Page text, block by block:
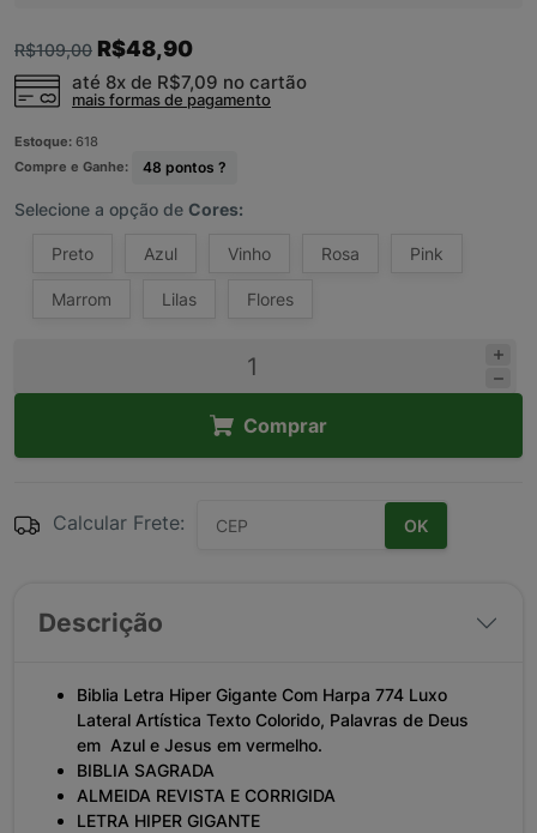
R$109,00 R$48,90
até 8x de R$7,09 no cartão
mais formas de pagamento
Estoque: 618
Compre e Ganhe:
48 pontos ?
Selecione a opção de Cores:
Preto Azul Vinho Rosa Pink
Marrom Lilas Flores
Comprar
Calcular Frete: OK
Descrição
Biblia Letra Hiper Gigante Com Harpa 774 Luxo
Lateral Artística Texto Colorido, Palavras de Deus
em Azul e Jesus em vermelho.
BIBLIA SAGRADA
ALMEIDA REVISTA E CORRIGIDA
LETRA HIPER GIGANTE